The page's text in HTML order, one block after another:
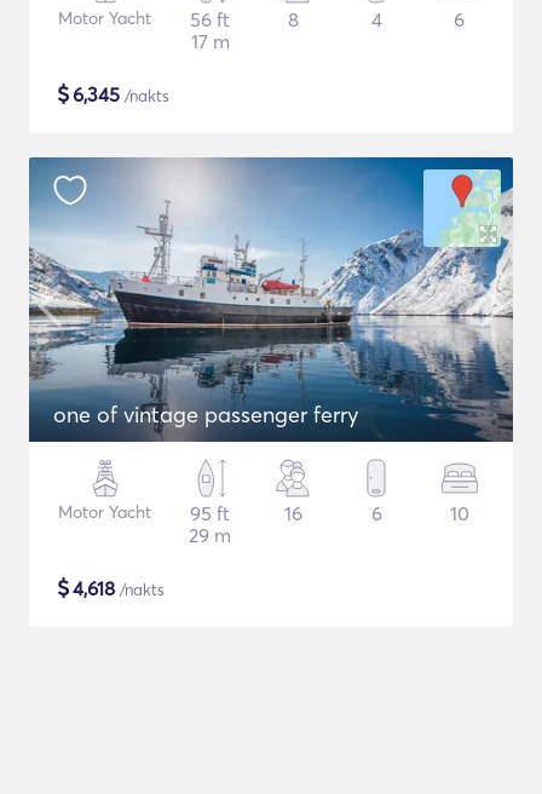
Motor Yacht
56 ft
17 m
8 4 6
$6,345 /nakts
one of vintage passenger ferry
Motor Yacht
95 ft
29 m
16 6 10
$4,618 /nakts